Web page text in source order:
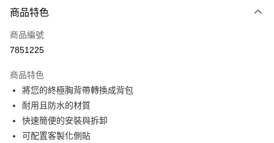
LINE Pay
Apple Pay
悠遊付
ATM付款
運送方式
商品特色
商品編號
7851225
商品特色
將您的終極胸背帶轉換成背包
耐用且防水的材質
快速簡便的安裝與拆卸
可配置客製化側貼